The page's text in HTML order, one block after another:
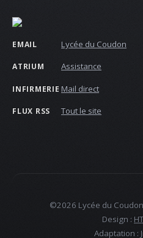
EMAIL Lycée du Coudon
ATRIUM Assistance
INFIRMERIE Mail direct
FLUX RSS Tout le site
©2026 Lycée du
Design :
Adaptation :